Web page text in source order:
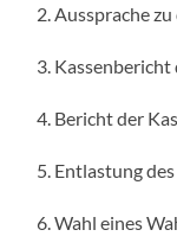
2. Aussprache
3. Kassenbericht
4. Bericht der
5. Entlastung
6. Wahl eines